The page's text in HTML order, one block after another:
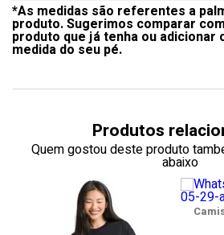
*As medidas são referentes a
produto. Sugerimos comparar
produto que já tenha ou adicionar
medida do seu pé.
35
39
Produtos
Quem gostou deste produto
abaixo